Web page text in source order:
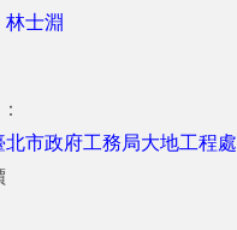
林士淵
北市政府工務局大地工程處